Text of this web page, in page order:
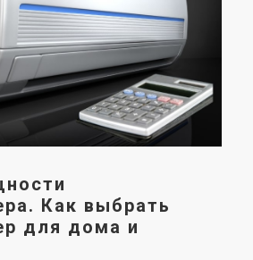
Как выбрать
для дома и